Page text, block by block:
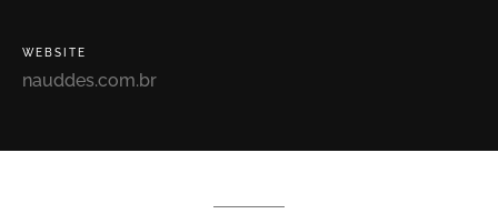
WEBSITE
nauddes.com.br